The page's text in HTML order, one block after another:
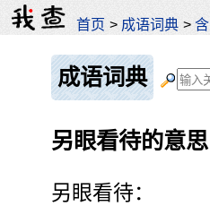
首页 > 成语词典 >
成语词典
另眼看待的意思
另眼看待：